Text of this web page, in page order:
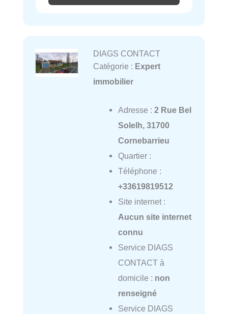
DIAGS CONTACT
Catégorie : Expert
immobilier
Adresse : 2 Rue Bel
Solelh, 31700
Cornebarrieu
Quartier :
Téléphone :
+33619819512
Site internet :
Aucun site internet
connu
Service DIAGS
CONTACT à
domicile : non
renseigné
Service DIAGS